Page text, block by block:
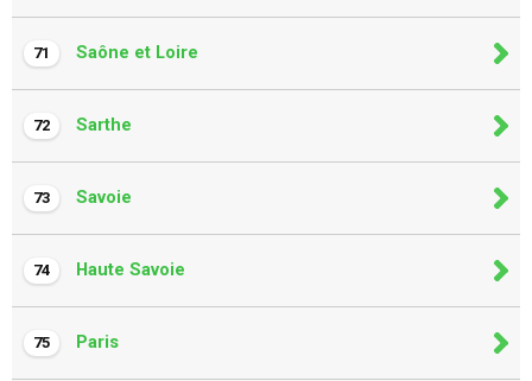
71 Saône et Loire
72 Sarthe
73 Savoie
74 Haute Savoie
75 Paris